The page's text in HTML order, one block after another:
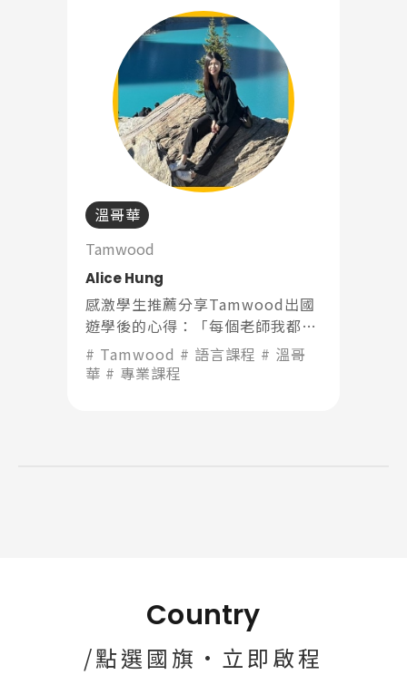
加拿大RO 任意門
課程選擇
知識庫
溫哥華
Tamwood
Alice Hung
感激學生推薦分享Tamwood出國
遊學後的心得：「每個老師我都很
喜歡！他們都很有耐心的糾正我們
的發音」
Tamwood 語言課程
溫哥
華
專業課程
Country
/點選國旗·立即啟程